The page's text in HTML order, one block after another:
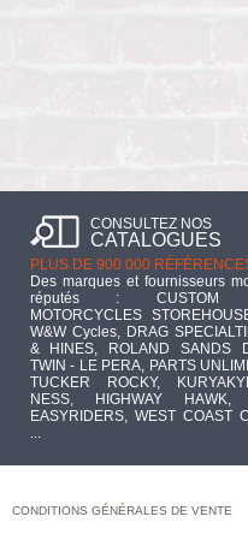
CONSULTEZ NOS
CATALOGUES
PLUS DE 900 000
Des marques et fournisseurs
réputés : CUSTOM
MOTORCYCLES
W&W Cycles, DRAG
& HINES, ROLAND SANDS
TWIN - LE PERA, PARTS
TUCKER ROCKY,
NESS, HIGHWAY
EASYRIDERS, WEST COAST
CONDITIONS GÉNÉRALES DE VENTE